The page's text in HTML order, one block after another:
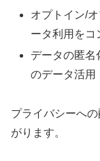
オプトイン/
ータ利用をコ
データの匿名
のデータ活用
プライバシーへ
がります。